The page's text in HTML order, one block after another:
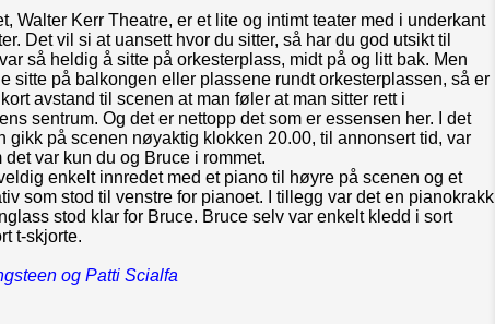
Walter Kerr Theatre, er et lite og intimt teater med i underkant
Det vil si at uansett hvor du sitter, så har du god utsikt til
så heldig å sitte på orkesterplass, midt på og litt bak. Men
sitte på balkongen eller plassene rundt orkesterplassen, så er
avstand til scenen at man føler at man sitter rett i
sentrum. Og det er nettopp det som er essensen her. I det
gikk på scenen nøyaktig klokken 20.00, til annonsert tid, var
det var kun du og Bruce i rommet.
enkelt innredet med et piano til høyre på scenen og et
som stod til venstre for pianoet. I tillegg var det en pianokrakk
stod klar for Bruce. Bruce selv var enkelt kledd i sort
t-skjorte.
og Patti Scialfa